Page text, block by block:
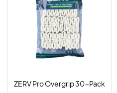
ZERV Pro Overgrip 30-Pack